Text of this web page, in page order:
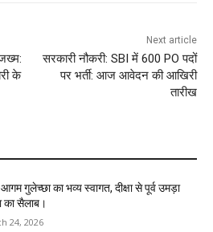
के
Next article
सरकारी नौकरी: SBI में 600 PO पदों
पर भर्ती: आज आवेदन की आखिरी
तारीख
आगम गुलेच्छा का भव्य स्वागत, दीक्षा से पूर्व उमड़ा
का सैलाब।
24, 2026